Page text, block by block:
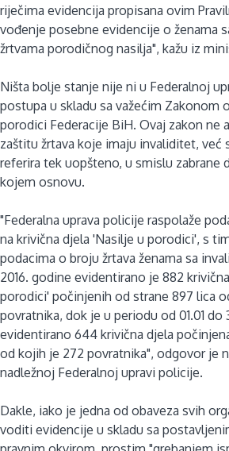
riječima evidencija propisana ovim
vođenje posebne evidencije o ženama
žrtvama porodičnog nasilja", kažu iz
Ništa bolje stanje nije ni u Federalnoj
postupa u skladu sa važećim Zakonom
porodici Federacije BiH. Ovaj zakon ne
zaštitu žrtava koje imaju invaliditet, već
referira tek uopšteno, u smislu zabrane
kojem osnovu.
"Federalna uprava policije raspolaže
na krivična djela 'Nasilje u porodici', s
podacima o broju žrtava ženama sa
2016. godine evidentirano je 882
porodici' počinjenih od strane 897 lica
povratnika, dok je u periodu od 01.01 do
evidentirano 644 krivična djela
od kojih je 272 povratnika", odgovor je
nadležnoj Federalnoj upravi policije.
Dakle, iako je jedna od obaveza svih
voditi evidencije u skladu sa